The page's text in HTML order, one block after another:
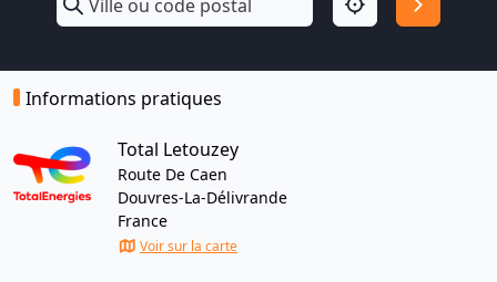
Informations pratiques
Total Letouzey
Route De Caen
Douvres-La-Délivrande
France
Voir sur la carte